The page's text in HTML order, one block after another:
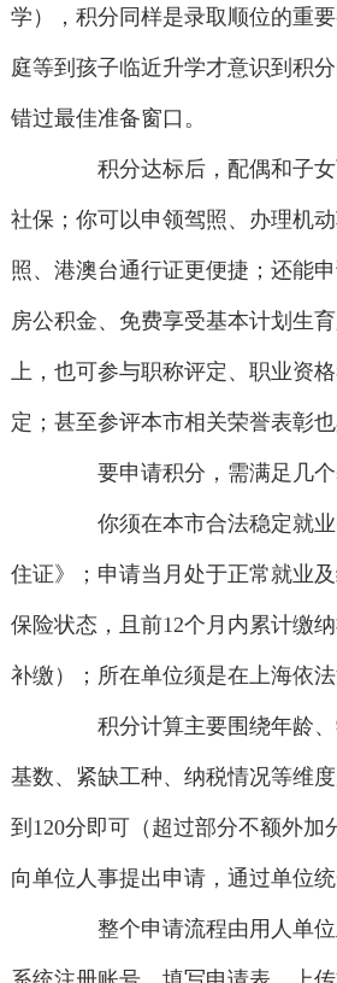
学），积分同样是录取顺位的重
庭等到孩子临近升学才意识到积
错过最佳准备窗口。
积分达标后，配偶和子女
社保；你可以申领驾照、办理机
照、港澳台通行证更便捷；还能
房公积金、免费享受基本计划生
上，也可参与职称评定、职业资
定；甚至参评本市相关荣誉表彰也
要申请积分，需满足几个
你须在本市合法稳定就业
住证》；申请当月处于正常就业
保险状态，且前12个月内累计缴
补缴）；所在单位须是在上海依法
积分计算主要围绕年龄、
基数、紧缺工种、纳税情况等维
到120分即可（超过部分不额外加
向单位人事提出申请，通过单位统
整个申请流程由用人单位